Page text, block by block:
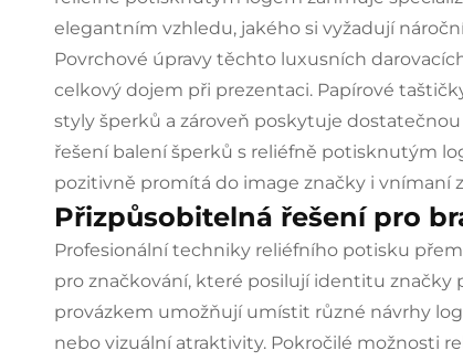
elegantním vzhledu, jakého si vyžadují
Povrchové úpravy těchto luxusních
celkový dojem při prezentaci. Papírové
styly šperků a zároveň poskytuje
řešení balení šperků s reliéfně potisknutým
pozitivně promítá do image značky i vnímaní
Přizpůsobitelná řešení pro
Profesionální techniky reliéfního potisku
pro značkování, které posilují identitu značky
provázkem umožňují umístit různé návrhy
nebo vizuální atraktivity. Pokročilé možnosti